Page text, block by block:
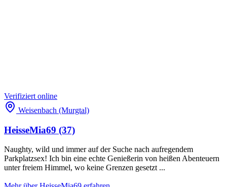
Verifiziert online
Weisenbach (Murgtal)
HeisseMia69 (37)
Naughty, wild und immer auf der Suche nach aufregendem
Parkplatzsex! Ich bin eine echte Genießerin von heißen Abenteuern
unter freiem Himmel, wo keine Grenzen gesetzt ...